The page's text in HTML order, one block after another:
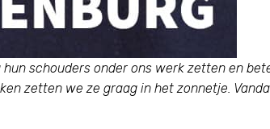
schouders onder ons werk zetten en
zetten we ze graag in het zonnetje.